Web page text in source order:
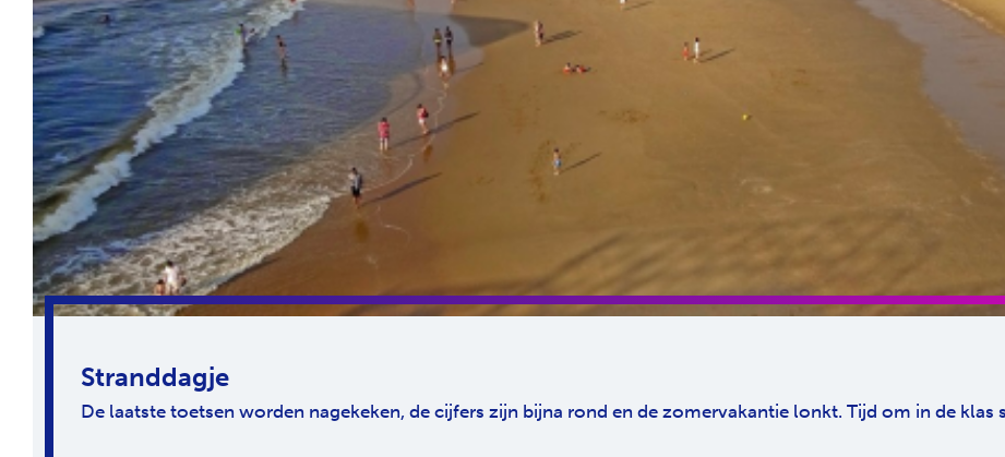
Stranddagje
De laatste toetsen worden nagekeken, de cijfers zijn bijna rond en de zomervakantie lonkt. Tijd om in de klas